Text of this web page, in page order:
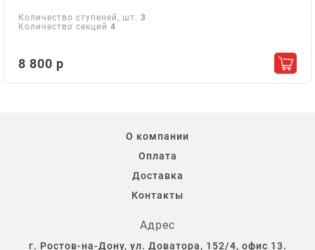
Количество ступеней, шт. 3
Количество секций 4
8 800 р
О компании
Оплата
Доставка
Контакты
Адрес
г. Ростов-на-Дону, ул. Доватора, 152/4, офис 13.